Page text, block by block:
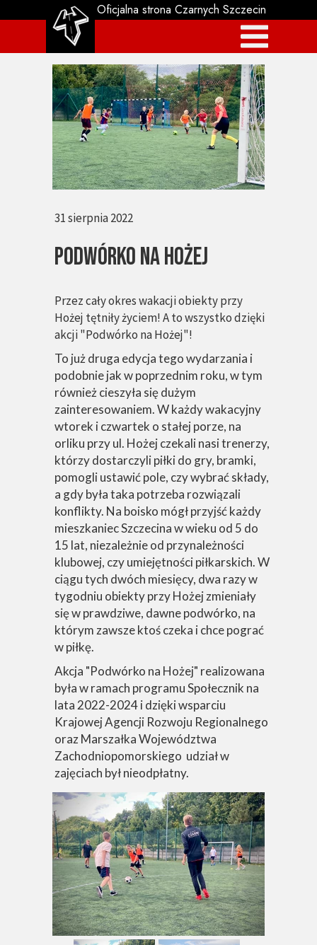
Przez cały okres wakacji obiekty przy
Hożej tętniły życiem! A to wszystko dzięki
akcji "Podwórko na Hożej"!
To już druga edycja tego wydarzania i
podobnie jak w poprzednim roku, w tym
również cieszyła się dużym
zainteresowaniem. W każdy wakacyjny
wtorek i czwartek o stałej porze, na
orliku przy ul. Hożej czekali nasi trenerzy,
którzy dostarczylipiłki do gry, bramki,
pomogli ustawić pole, czy wybrać składy,
a gdy była taka potrzeba rozwiązali
konflikty. Na boisko mógł przyjść każdy
mieszkaniec Szczecina w wieku od 5 do
15 lat, niezależnie od przynależności
klubowej, czy umiejętności piłkarskich. W
ciągu tych dwóch miesięcy, dwa razy w
tygodniu obiekty przy Hożej zmieniały
się w prawdziwe, dawne podwórko, na
którym zawsze ktoś czeka i chce pograć
w piłkę.
Akcja "Podwórko na Hożej" realizowana
była w ramach programu Społecznik na
lata 2022-2024 i dzięki wsparciu
Krajowej Agencji Rozwoju Regionalnego
oraz Marszałka Województwa
Zachodniopomorskiego udział w
zajęciach był nieodpłatny.
Podwórko na Hożej
31 sierpnia 2022
Oficjalna strona Czarnych Szczecin